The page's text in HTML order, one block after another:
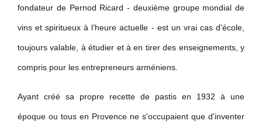
fondateur de Pernod Ricard - deuxième groupe mondial de
vins et spiritueux à l’heure actuelle - est un vrai cas d'école,
toujours valable, à étudier et à en tirer des enseignements, y
compris pour les entrepreneurs arméniens.
Ayant créé sa propre recette de pastis en 1932 à une
époque ou tous en Provence ne s'occupaient que d'inventer